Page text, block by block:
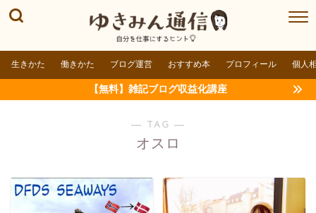
生きかた 働きかた ブログ運営 おすすめ本 プロフィール 個人
【無料】雑記ブログ収益化講座
― TAG ―
オスロ